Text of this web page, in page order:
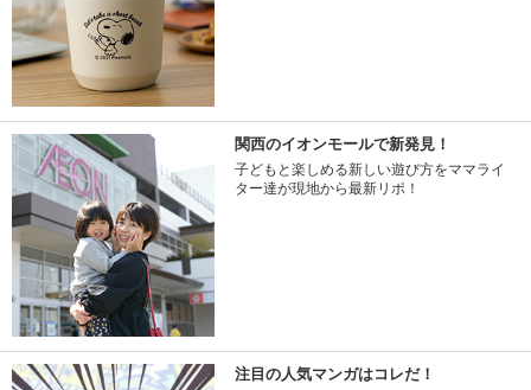
関西のイオンモールで新発見！
子どもと楽しめる新しい遊び方をママライ
ター達が現地から最新リポ！
注目の人気マンガはコレだ！